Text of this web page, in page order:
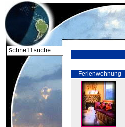
- Ferienwohnung -